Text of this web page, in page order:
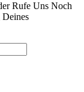
Rufe Uns Noch